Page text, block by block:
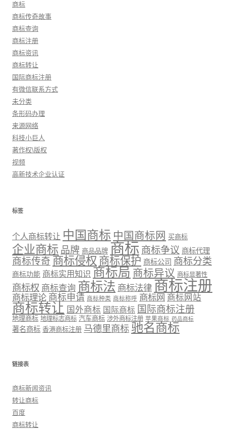
商标
商标传奇故事
商标查询
商标注册
商标资讯
商标转让
国际商标注册
有微信联系方式
未分类
条形码办理
来源网络
科技小巨人
著作权\版权
视频
高新技术企业认证
标签
个人商标转让 中国商标 中国商标网 买商标
企业商标 品牌 商品品牌 商标 商标争议 商标代理
商标传奇 商标侵权 商标保护 商标公司 商标分类
商标功能 商标实用知识 商标局 商标异议 商标显著性
商标权 商标查询 商标法 商标法律 商标注册
商标理论 商标申请 商标种类 商标称呼 商标网 商标网站
商标转让 国外商标 国际商标 国际商标注册
地理商标 地理标志商标 汽车商标 涉外商标注册 苹果商标 药品商标
著名商标 香港商标注册 马德里商标 驰名商标
链接表
商标新闻资讯
转让商标
百度
商标转让